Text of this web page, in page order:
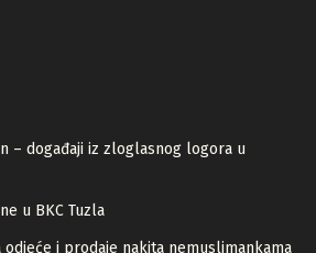
– događaji iz zloglasnog logora u
u BKC Tuzla
i prodaje nakita nemuslimankama